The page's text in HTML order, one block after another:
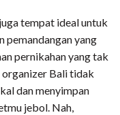
tempat ideal untuk
pemandangan yang
pernikahan yang tak
organizer Bali tidak
dan menyimpan
jebol. Nah,